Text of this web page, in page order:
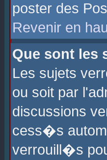
poster des
Revenir en
Que sont les
Les sujets
ou soit par
discussions
cess�s
verrouill�s